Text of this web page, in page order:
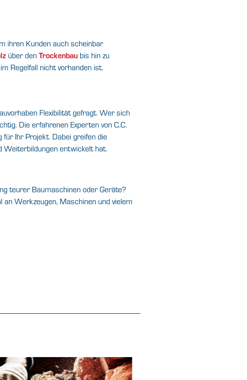
ihren Kunden auch scheinbar
über denTrockenbau bis hin zu
Regelfall nicht vorhanden ist.
Flexibilität gefragt. Wer sich
Die erfahrenen Experten von C.C.
Ihr Projekt. Dabei greifen die
Weiterbildungen entwickelt hat.
teurer Baumaschinen oder Geräte?
an Werkzeugen, Maschinen und vielem